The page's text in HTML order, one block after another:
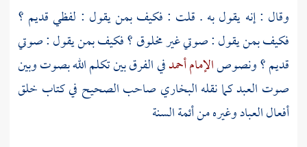
وقال : إنه يقول به . قلت : فكيف بمن يقول : لفظي قديم ؟
فكيف بمن يقول : صوتي غير مخلوق ؟ فكيف بمن يقول : صوتي
قديم ؟ ونصوصالإمام أحمدفي الفرق بين تكلم الله بصوت وبين
صوت العبد كما نقلهالبخاري صاحب الصحيح في كتاب خلق
أفعال العباد وغيره من أئمة السنة